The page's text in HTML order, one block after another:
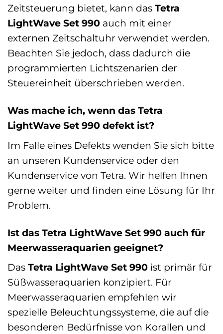
Zeitsteuerung bietet, kann das Tetra
LightWave Set 990 auch mit einer
externen Zeitschaltuhr verwendet werden.
Beachten Sie jedoch, dass dadurch die
programmierten Lichtszenarien der
Steuereinheit überschrieben werden.
Was mache ich, wenn das Tetra
LightWave Set 990 defekt ist?
Im Falle eines Defekts wenden Sie sich bitte
an unseren Kundenservice oder den
Kundenservice von Tetra. Wir helfen Ihnen
gerne weiter und finden eine Lösung für Ihr
Problem.
Ist das Tetra LightWave Set 990 auch für
Meerwasseraquarien geeignet?
Das Tetra LightWave Set 990 ist primär für
Süßwasseraquarien konzipiert. Für
Meerwasseraquarien empfehlen wir
spezielle Beleuchtungssysteme, die auf die
besonderen Bedürfnisse von Korallen und